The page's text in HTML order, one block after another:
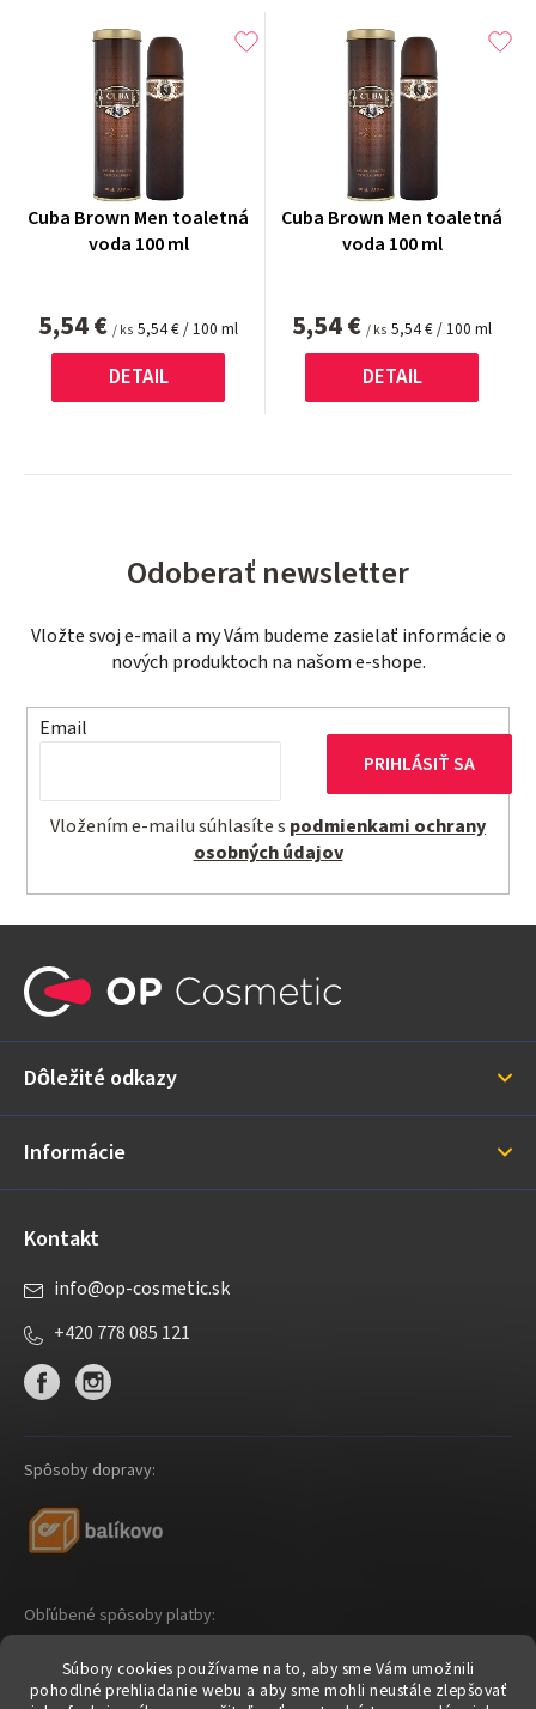
Súbory cookies používame na to, aby sme Vám umožnili
pohodlné prehliadanie webu a aby sme mohli neustále zlepšovať
Cuba Brown Men toaletná
voda 100 ml
5,54 € / ks Jednotková
cena:
5,54 € / 100 ml
DETAIL
Cuba Brown Men toaletná
voda 100 ml
5,54 € / ks Jednotková
cena:
5,54 € / 100 ml
DETAIL
Odoberať newsletter
Vložte svoj e-mail a my Vám budeme zasielať informácie o
nových produktoch na našom e-shope.
Email
Vložením e-mailu súhlasíte s podmienkami ochrany
osobných údajov
PRIHLÁSIŤ SA
ä
i
Dôležité odkazy
Informácie
Kontakt
info@op-cosmetic.sk
+420 778 085 121
Spôsoby dopravy:
Obľúbené spôsoby platby: